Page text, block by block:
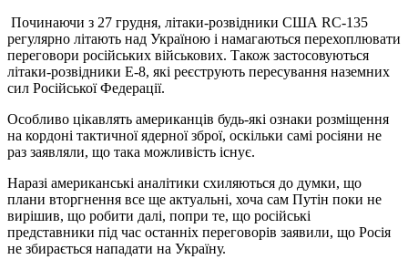
Починаючи з 27 грудня, літаки-розвідники США RC-135
регулярно літають над Україною і намагаються перехоплювати
переговори російських військових. Також застосовуються
літаки-розвідники Е-8, які реєструють пересування наземних
сил Російської Федерації.
Особливо цікавлять американців будь-які ознаки розміщення
на кордоні тактичної ядерної зброї, оскільки самі росіяни не
раз заявляли, що така можливість існує.
Наразі американські аналітики схиляються до думки, що
плани вторгнення все ще актуальні, хоча сам Путін поки не
вирішив, що робити далі, попри те, що російські
представники під час останніх переговорів заявили, що Росія
не збирається нападати на Україну.